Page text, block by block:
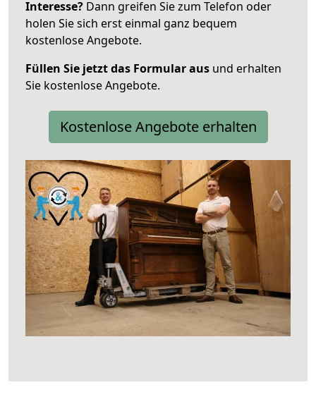
Interesse? Dann greifen Sie zum Telefon oder
holen Sie sich erst einmal ganz bequem
kostenlose Angebote.
Füllen Sie jetzt das Formular aus und erhalten
Sie kostenlose Angebote.
Kostenlose Angebote erhalten